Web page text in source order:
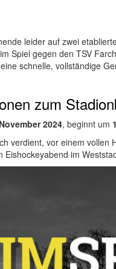
leider auf zwei
Spiel gegen den TSV
schnelle, vollständige
zum
2024, beginnt um
verdient, vor einem
im